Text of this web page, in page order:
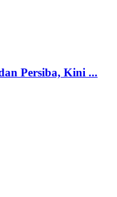
Persiba, Kini ...